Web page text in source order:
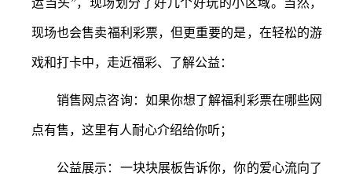
运当头”，现场划分了好几个好玩的小区域。当然，
现场也会售卖福利彩票，但更重要的是，在轻松的游
戏和打卡中，走近福彩、了解公益：
销售网点咨询：如果你想了解福利彩票在哪些网
点有售，这里有人耐心介绍给你听；
公益展示：一块块展板告诉你，你的爱心流向了